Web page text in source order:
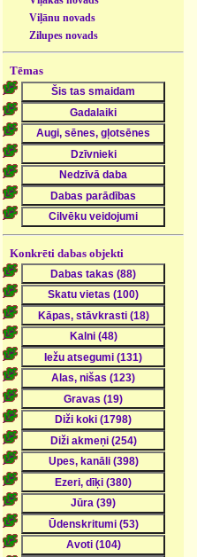
Viļānu novads
Zilupes novads
Tēmas
Konkrēti dabas objekti